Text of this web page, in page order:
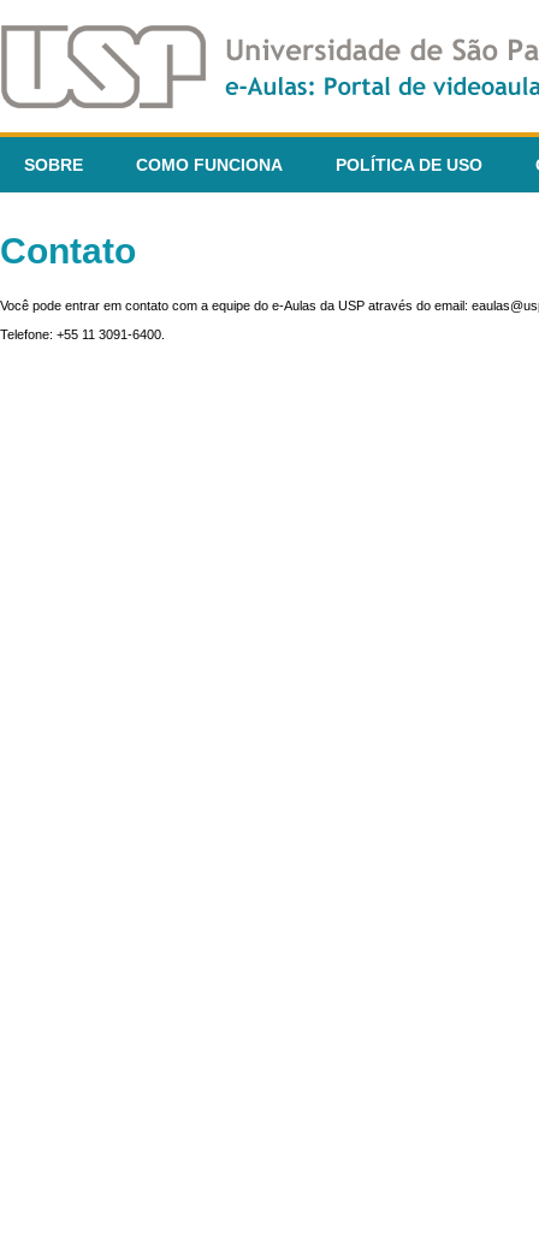
SOBRE COMO FUNCIONA POLÍTICA DE USO
Contato
Você pode entrar em contato com a equipe do e-Aulas da USP através do email:
Telefone: +55 11 3091-6400.